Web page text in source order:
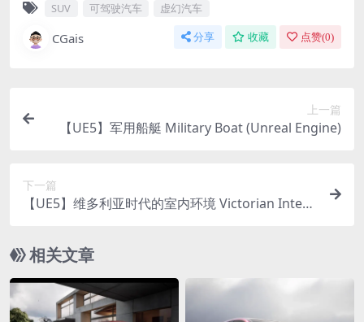
SUV 可驾驶汽车 虚幻汽车
CGais 分享 收藏 点赞(0)
上一篇
【UE5】军用船艇 Military Boat (Unreal Engine)
下一篇
【UE5】维多利亚时代的室内环境 Victorian Interi
相关文章